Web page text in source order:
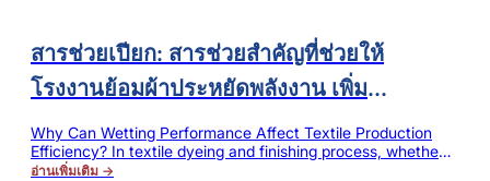
สารช่วยเปียก: สารช่วยสำคัญที่ช่วยให้
โรงงานย้อมผ้าประหยัดพลังงาน เพิ่ม
ประสิทธิภาพ และลดของเสียจากกระบวนการ
ย้อม
Why Can Wetting Performance Affect Textile Production
Efficiency? In textile dyeing and finishing process, whether
it is pretreatment, scouring, bleaching or dyeing process,
อ่านเพิ่มเติม →